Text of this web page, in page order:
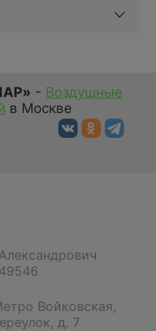
- Воздушные
в Москве
Войковская,
д. 7